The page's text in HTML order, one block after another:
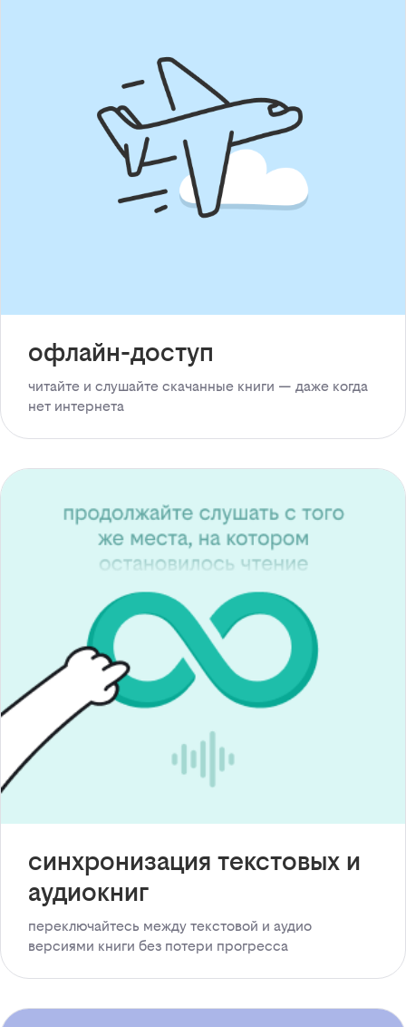
офлайн-доступ
читайте и слушайте скачанные книги — даже когда
нет интернета
синхронизация текстовых и
аудиокниг
переключайтесь между текстовой и аудио
версиями книги без потери прогресса